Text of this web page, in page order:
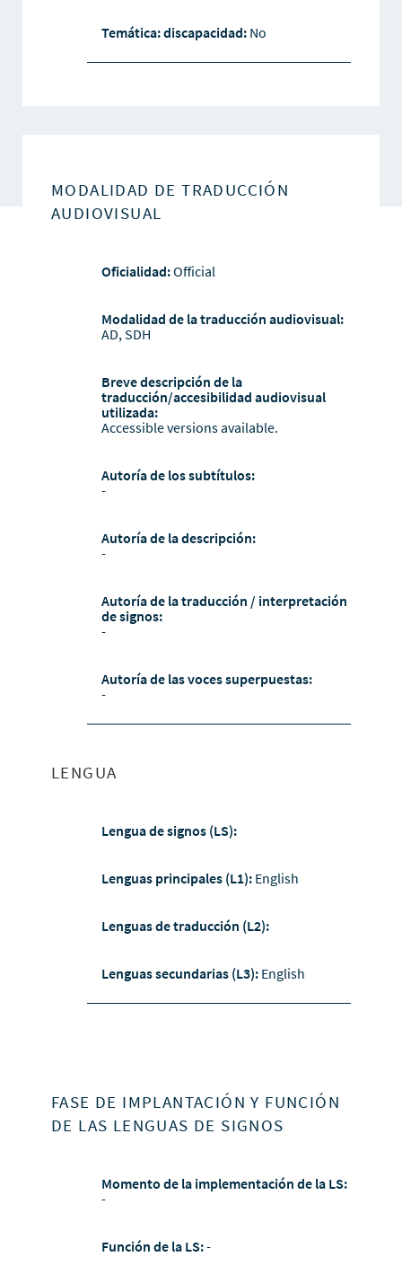
Temática: discapacidad: No
MODALIDAD DE TRADUCCIÓN
AUDIOVISUAL
Oficialidad:Official
Modalidad de la traducción audiovisual:
AD, SDH
Breve descripción de la
traducción/accesibilidad audiovisual
utilizada:
Accessible versions available.
Autoría de los subtítulos:
-
Autoría de la descripción:
-
Autoría de la traducción / interpretación
de signos:
-
Autoría de las voces superpuestas:
-
LENGUA
Lengua de signos (LS):
Lenguas principales (L1): English
Lenguas de traducción (L2):
Lenguas secundarias (L3): English
FASE DE IMPLANTACIÓN Y FUNCIÓN
DE LAS LENGUAS DE SIGNOS
Momento de la implementación de la LS:
-
Función de la LS:-